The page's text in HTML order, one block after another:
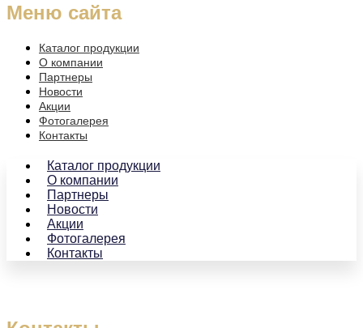
Меню сайта
Каталог продукции
О компании
Партнеры
Новости
Акции
Фотогалерея
Контакты
Каталог продукции
О компании
Партнеры
Новости
Акции
Фотогалерея
Контакты